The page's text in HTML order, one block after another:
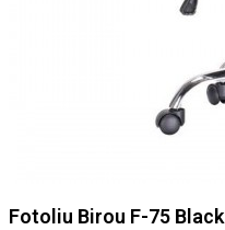
Fotoliu Birou F-75 Black